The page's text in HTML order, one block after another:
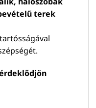
terek